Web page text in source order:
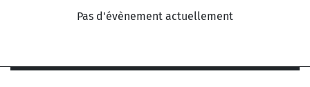
Pas d'évènement actuellement